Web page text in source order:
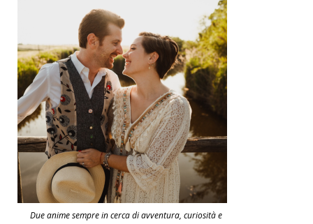
Due anime sempre in cerca di avventura, curiosità e